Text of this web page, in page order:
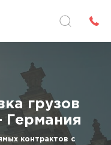
грузов
Германия
контрактов с